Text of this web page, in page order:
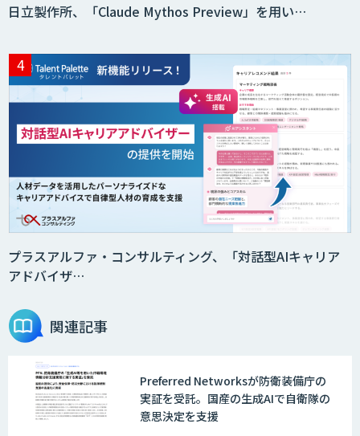
secondz Agentsense
Smart Search
法人向けAIエージェント「OfficeAI社
2層ナレッジ×AIで顧客コミュニケーシ
ョンを効率化「ZEROCK」
戦略策定から実装まで一気通貫のAIエー
ジェント開発
日立製作所、「Claude Mythos Preview」を用い…
プラスアルファ・コンサルティング、「対話型AIキャリア
アドバイザ…
関連記事
Preferred Networksが防衛装備庁の
実証を受託。国産の生成AIで自衛隊の
意思決定を支援